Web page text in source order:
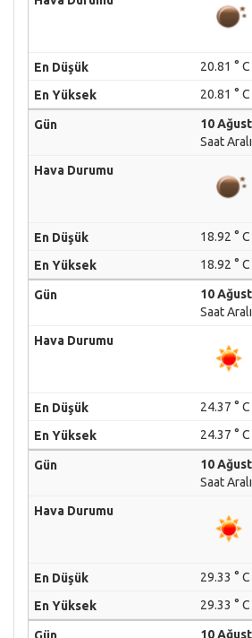
20.81 ° C
20.81 ° C
10
Saat
18.92 ° C
18.92 ° C
10
Saat
24.37 ° C
24.37 ° C
10
Saat
29.33 ° C
29.33 ° C
10